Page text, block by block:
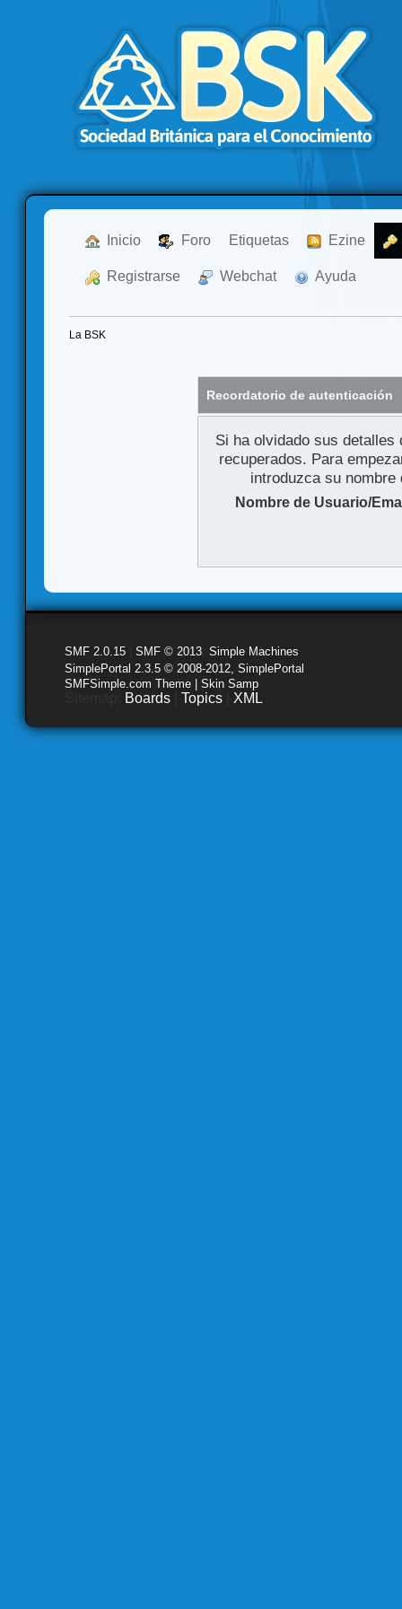
Inicio Foro Etiquetas Ezine
Registrarse Webchat Ayuda
La BSK
Recordatorio de autenticación
Si ha olvidado sus
recuperados. Para
introduzca su
Nombre de Usuario/
SMF 2.0.15 SMF © 2013 Simple Machines
SimplePortal 2.3.5 © 2008-2012, SimplePortal
SMFSimple.com Theme | Skin Samp
Boards Topics XML